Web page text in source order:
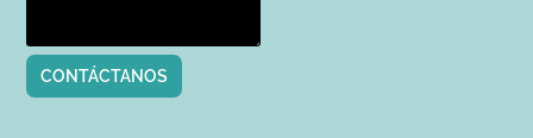
CONTÁCTANOS